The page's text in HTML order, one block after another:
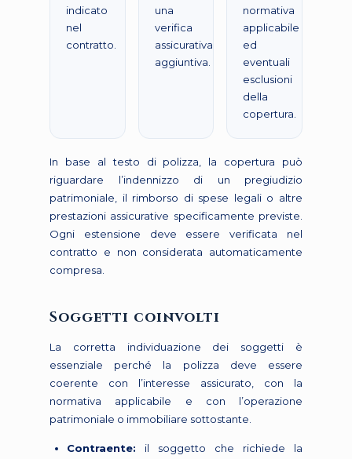
indicato
nel
contratto.
una
verifica
assicurativa
aggiuntiva.
normativa
applicabile
ed
eventuali
esclusioni
della
copertura.
In base al testo di polizza, la copertura può
riguardare l’indennizzo di un pregiudizio
patrimoniale, il rimborso di spese legali o altre
prestazioni assicurative specificamente previste.
Ogni estensione deve essere verificata nel
contratto e non considerata automaticamente
compresa.
Soggetti coinvolti
La corretta individuazione dei soggetti è
essenziale perché la polizza deve essere
coerente con l’interesse assicurato, con la
normativa applicabile e con l’operazione
patrimoniale o immobiliare sottostante.
Contraente: il soggetto che richiede la